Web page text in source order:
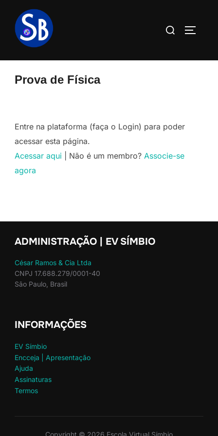
para
conteúdo
Pesquisar
Prova de Física
Entre na plataforma (faça o Login) para poder
acessar esta página.
Acessar aqui | Não é um membro? Associe-se
agora
ADMINISTRAÇÃO | EV SÍMBIO
César Ramos & Cia Ltda
CNPJ 17.688.279/0001-40
São Paulo, Brasil
INFORMAÇÕES
EV Símbio
Encceja | Apresentação
Ajuda
Assinaturas
Termos
Copyright © 2026 Escola Virtual Símbio